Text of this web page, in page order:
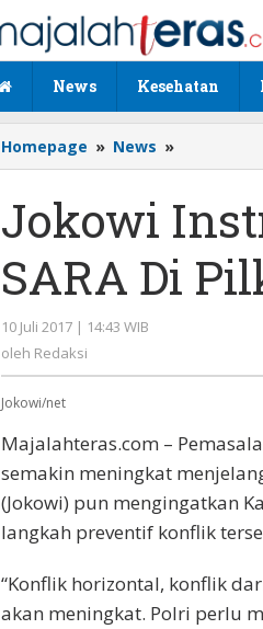
News Kesehatan
Homepage » News »
Instruksi
Antisipasi
SARA
Pilkada
Jokowi
SARA Di
10 Juli 2017 | 14:43 WIB
oleh Redaksi
Jokowi/net
Majalahteras.com –
semakin meningkat
(Jokowi) pun mengingatkan
langkah preventif konflik
“Konflik horizontal, konflik
akan meningkat. Polri perlu